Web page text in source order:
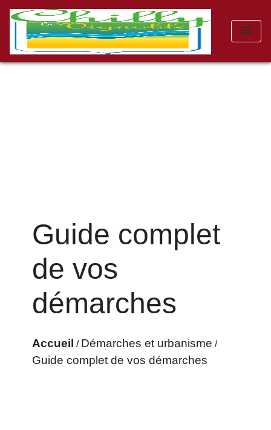
menu
Guide complet
de vos
démarches
Accueil / Démarches et urbanisme /
Guide complet de vos démarches